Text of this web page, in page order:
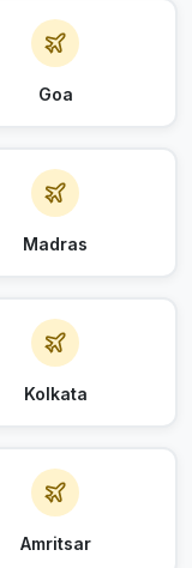
Goa
Madras
Kolkata
Amritsar